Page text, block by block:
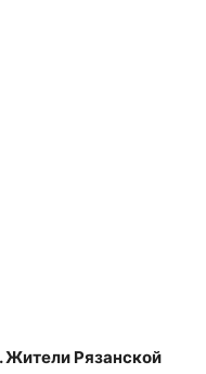
Жители Рязанской